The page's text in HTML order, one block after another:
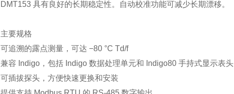
DMT153 具有良好的长期稳定性。自动校准功能可减少长期漂移。
主要规格
可追溯的露点测量，可达 −80 °C Td/f
兼容 Indigo，包括 Indigo 数据处理单元和 Indigo80 手持式显示表头
可插拔探头，方便快速更换和安装